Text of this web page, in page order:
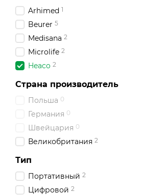
Arhimed 1
Beurer 5
Medisana 2
Microlife 2
Heaco 2
Страна производитель
Польша 0
Германия 0
Швейцария 0
Великобритания 2
Тип
Портативный 2
Цифровой 2